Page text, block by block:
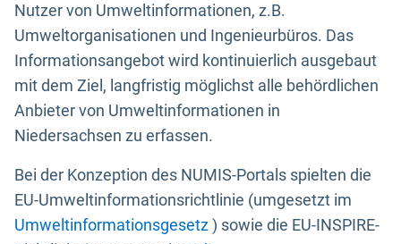
Nutzer von Umweltinformationen, z.B.
Umweltorganisationen und Ingenieurbüros. Das
Informationsangebot wird kontinuierlich ausgebaut
mit dem Ziel, langfristig möglichst alle behördlichen
Anbieter von Umweltinformationen in
Niedersachsen zu erfassen.
Bei der Konzeption des NUMIS-Portals spielten die
EU-Umweltinformationsrichtlinie (umgesetzt im
Umweltinformationsgesetz) sowie die EU-INSPIRE-